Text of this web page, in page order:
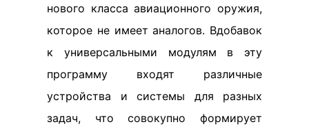
нового класса авиационного оружия,
которое не имеет аналогов. Вдобавок
к универсальными модулям в эту
программу входят различные
устройства и системы для разных
задач, что совокупно формирует